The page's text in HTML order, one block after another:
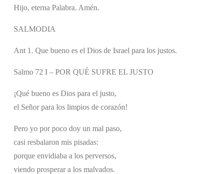
Hijo, eterna Palabra. Amén.
SALMODIA
Ant 1. Que bueno es el Dios de Israel para los justos.
Salmo 72 I – POR QUÉ SUFRE EL JUSTO
¡Qué bueno es Dios para el justo,
el Señor para los limpios de corazón!
Pero yo por poco doy un mal paso,
casi resbalaron mis pisadas:
porque envidiaba a los perversos,
viendo prosperar a los malvados.